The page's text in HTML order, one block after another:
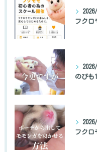
フクロ